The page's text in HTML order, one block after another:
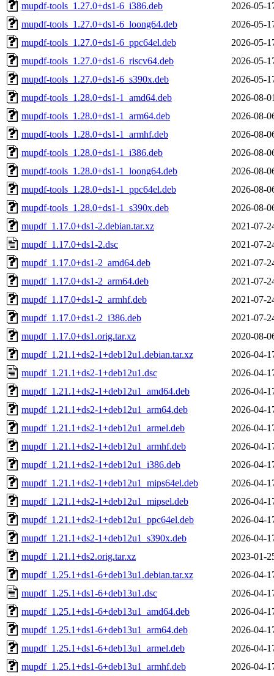
mupdf-tools_1.27.0+ds1-6_i386.deb
2026-05-
mupdf-tools_1.27.0+ds1-6_loong64.deb
2026-05-
mupdf-tools_1.27.0+ds1-6_ppc64el.deb
2026-05-
mupdf-tools_1.27.0+ds1-6_riscv64.deb
2026-05-
mupdf-tools_1.27.0+ds1-6_s390x.deb
2026-05-
mupdf-tools_1.28.0+ds1-1_amd64.deb
2026-08-
mupdf-tools_1.28.0+ds1-1_arm64.deb
2026-08-
mupdf-tools_1.28.0+ds1-1_armhf.deb
2026-08-
mupdf-tools_1.28.0+ds1-1_i386.deb
2026-08-
mupdf-tools_1.28.0+ds1-1_loong64.deb
2026-08-
mupdf-tools_1.28.0+ds1-1_ppc64el.deb
2026-08-
mupdf-tools_1.28.0+ds1-1_s390x.deb
2026-08-
mupdf_1.17.0+ds1-2.debian.tar.xz
2021-07-
mupdf_1.17.0+ds1-2.dsc
2021-07-
mupdf_1.17.0+ds1-2_amd64.deb
2021-07-
mupdf_1.17.0+ds1-2_arm64.deb
2021-07-
mupdf_1.17.0+ds1-2_armhf.deb
2021-07-
mupdf_1.17.0+ds1-2_i386.deb
2021-07-
mupdf_1.17.0+ds1.orig.tar.xz
2020-08-
mupdf_1.21.1+ds2-1+deb12u1.debian.tar.xz
2026-04-
mupdf_1.21.1+ds2-1+deb12u1.dsc
2026-04-
mupdf_1.21.1+ds2-1+deb12u1_amd64.deb
2026-04-
mupdf_1.21.1+ds2-1+deb12u1_arm64.deb
2026-04-
mupdf_1.21.1+ds2-1+deb12u1_armel.deb
2026-04-
mupdf_1.21.1+ds2-1+deb12u1_armhf.deb
2026-04-
mupdf_1.21.1+ds2-1+deb12u1_i386.deb
2026-04-
mupdf_1.21.1+ds2-1+deb12u1_mips64el.deb
2026-04-
mupdf_1.21.1+ds2-1+deb12u1_mipsel.deb
2026-04-
mupdf_1.21.1+ds2-1+deb12u1_ppc64el.deb
2026-04-
mupdf_1.21.1+ds2-1+deb12u1_s390x.deb
2026-04-
mupdf_1.21.1+ds2.orig.tar.xz
2023-01-
mupdf_1.25.1+ds1-6+deb13u1.debian.tar.xz
2026-04-
mupdf_1.25.1+ds1-6+deb13u1.dsc
2026-04-
mupdf_1.25.1+ds1-6+deb13u1_amd64.deb
2026-04-
mupdf_1.25.1+ds1-6+deb13u1_arm64.deb
2026-04-
mupdf_1.25.1+ds1-6+deb13u1_armel.deb
2026-04-
mupdf_1.25.1+ds1-6+deb13u1_armhf.deb
2026-04-